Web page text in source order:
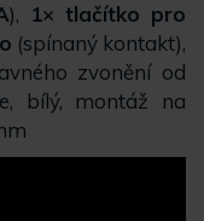
), 1× tlačítko pro
(spínaný kontakt),
zvonění od
bílý, montáž na